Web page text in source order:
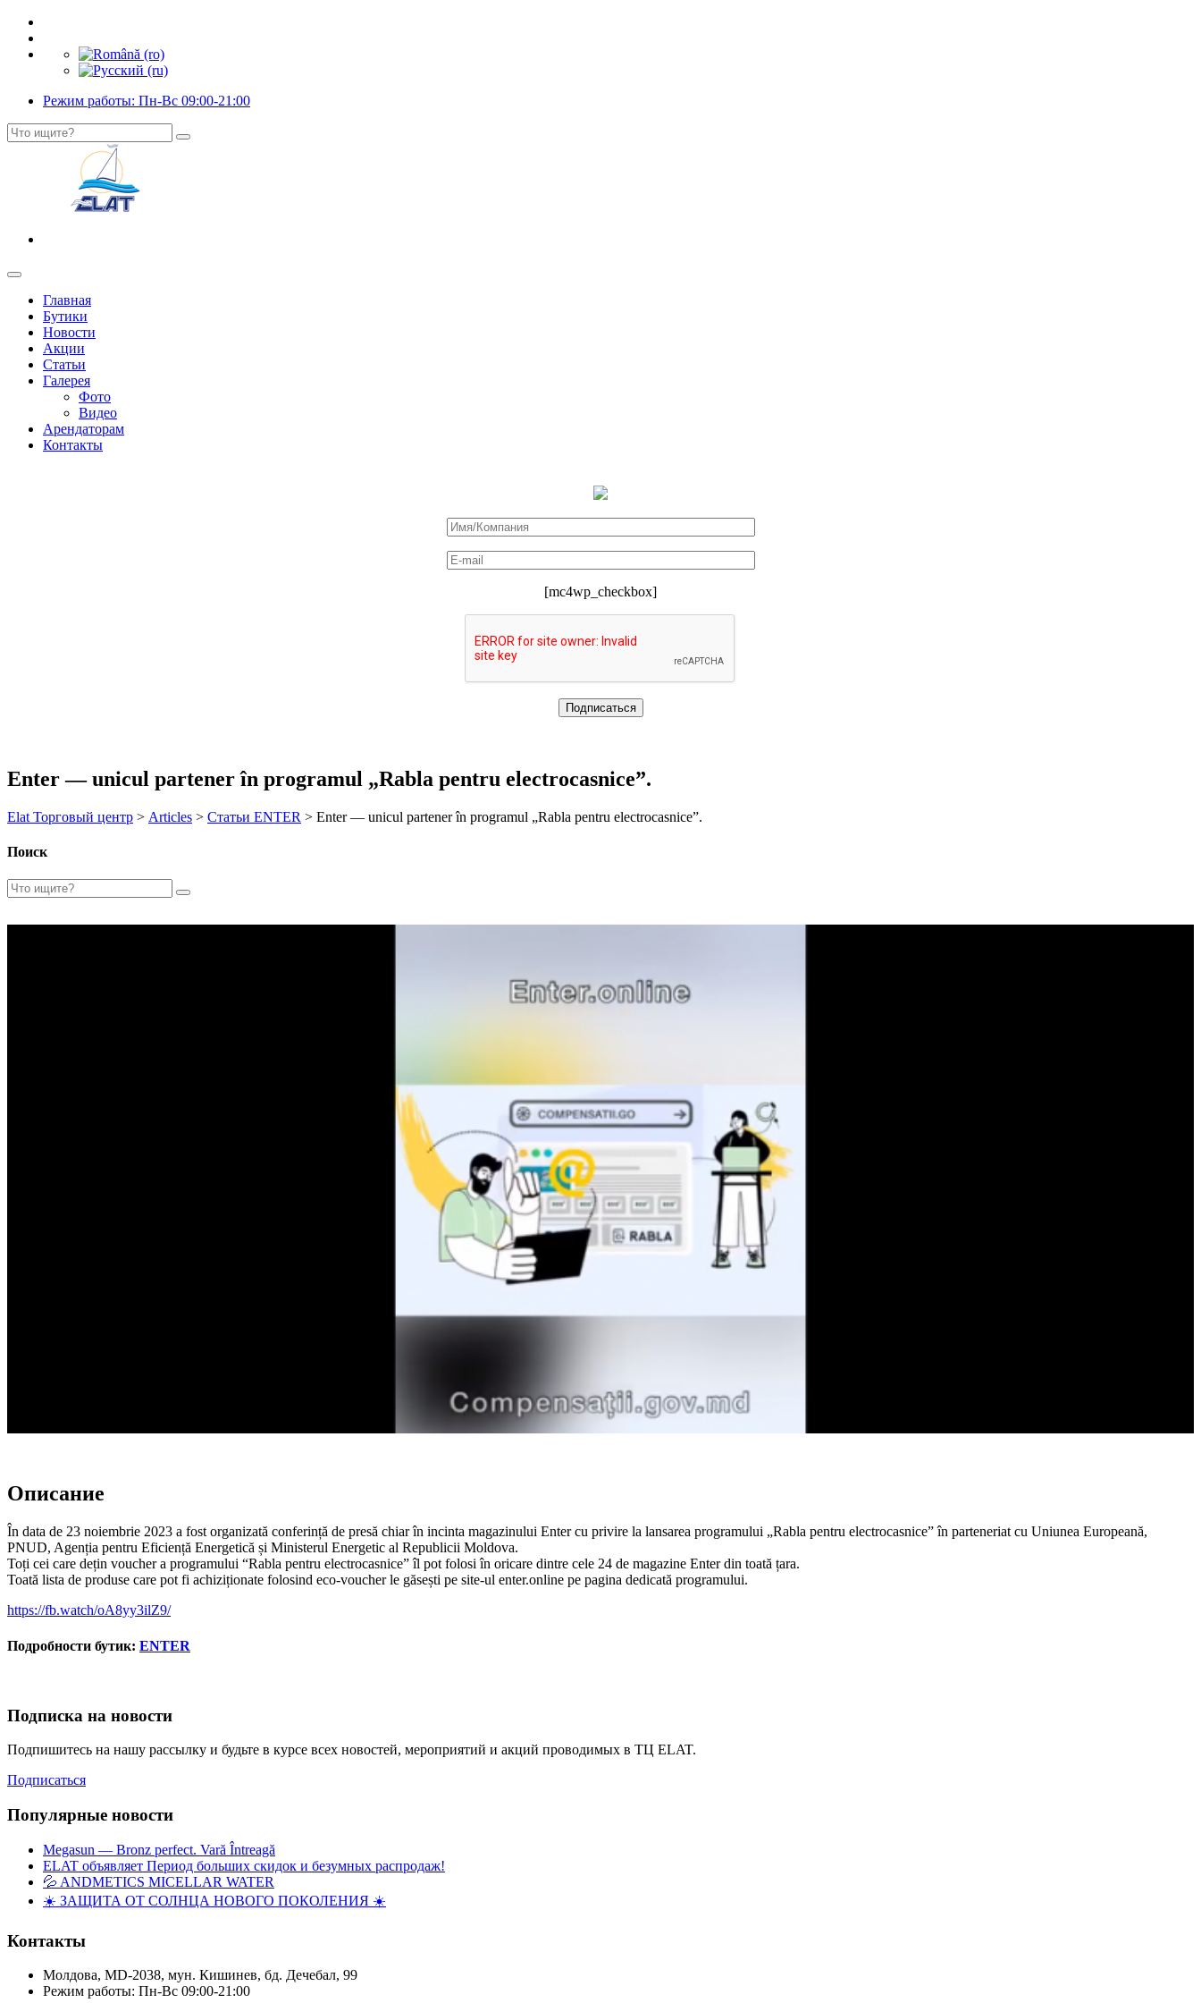
Режим работы: Пн-Вс 09:00-21:00
Главная
Бутики
Новости
Акции
Статьи
Галерея
Фото
Видео
Арендаторам
Контакты
[mc4wp_checkbox]
Enter — unicul partener în programul „Rabla pentru electrocasnice”.
Elat Торговый центр > Articles > Статьи ENTER > Enter — unicul partener în programul „Rabla pentru electrocasnice”.
Поиск
Описание
În data de 23 noiembrie 2023 a fost organizată conferință de presă chiar în incinta magazinului Enter cu privire la lansarea programului „Rabla pentru electrocasnice” în parteneriat cu Uniunea Europeană,
PNUD, Agenția pentru Eficiență Energetică și Ministerul Energetic al Republicii Moldova.
Toți cei care dețin voucher a programului “Rabla pentru electrocasnice” îl pot folosi în oricare dintre cele 24 de magazine Enter din toată țara.
Toată lista de produse care pot fi achiziționate folosind eco-voucher le găsești pe site-ul enter.online pe pagina dedicată programului.
https://fb.watch/oA8yy3ilZ9/
Подробности бутик: ENTER
Подписка на новости
Подпишитесь на нашу рассылку и будьте в курсе всех новостей, мероприятий и акций проводимых в ТЦ ELAT.
Подписаться
Популярные новости
Megasun — Bronz perfect. Vară Întreagă
ELAT объявляет Период больших скидок и безумных распродаж!
💦 ANDMETICS MICELLAR WATER
☀️ ЗАЩИТА ОТ СОЛНЦА НОВОГО ПОКОЛЕНИЯ ☀️
Контакты
Молдова, MD-2038, мун. Кишинев, бд. Дечебал, 99
Режим работы: Пн-Вс 09:00-21:00